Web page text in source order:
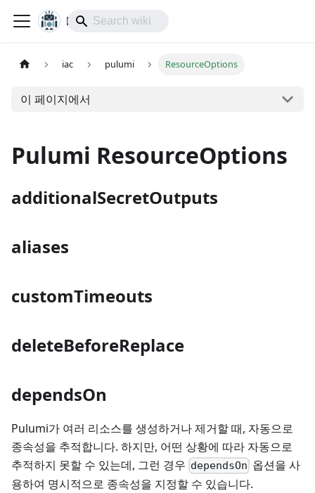
lol-IoT
iac pulumi ResourceOptions
이 페이지에서
Pulumi ResourceOptions
additionalSecretOutputs
aliases
customTimeouts
deleteBeforeReplace
dependsOn
Pulumi가 여러 리소스를 생성하거나 제거할 때, 자동으로
종속성을 추적합니다. 하지만, 어떤 상황에 따라 자동으로
추적하지 못할 수 있는데, 그런 경우 dependsOn 옵션을 사
용하여 명시적으로 종속성을 지정할 수 있습니다.